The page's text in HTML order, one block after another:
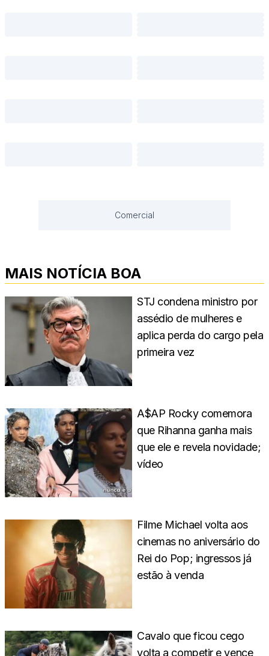
Comercial
MAIS NOTÍCIA BOA
STJ condena ministro por
assédio de mulheres e
aplica perda do cargo pela
primeira vez
A$AP Rocky comemora
que Rihanna ganha mais
que ele e revela novidade;
vídeo
Filme Michael volta aos
cinemas no aniversário do
Rei do Pop; ingressos já
estão à venda
Cavalo que ficou cego
volta a competir e vence